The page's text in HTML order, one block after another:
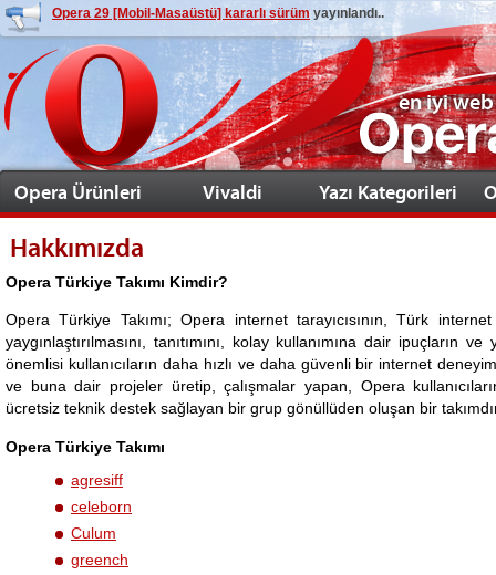
Opera 29 [Mobil-Masaüstü] kararlı sürümyayınlandı..
en iyi
Opera Ürünleri Vivaldi Yazı Kategorileri
Hakkımızda
Opera Türkiye Takımı Kimdir?
Opera Türkiye Takımı; Opera internet tarayıcısının, Türk internet
yaygınlaştırılmasını, tanıtımını, kolay kullanımına dair ipuçların
önemlisi kullanıcıların daha hızlı ve daha güvenli bir internet
ve buna dair projeler üretip, çalışmalar yapan, Opera
ücretsiz teknik destek sağlayan bir grup gönüllüden oluşan bir
Opera Türkiye Takımı
agresiff
celeborn
Culum
greench